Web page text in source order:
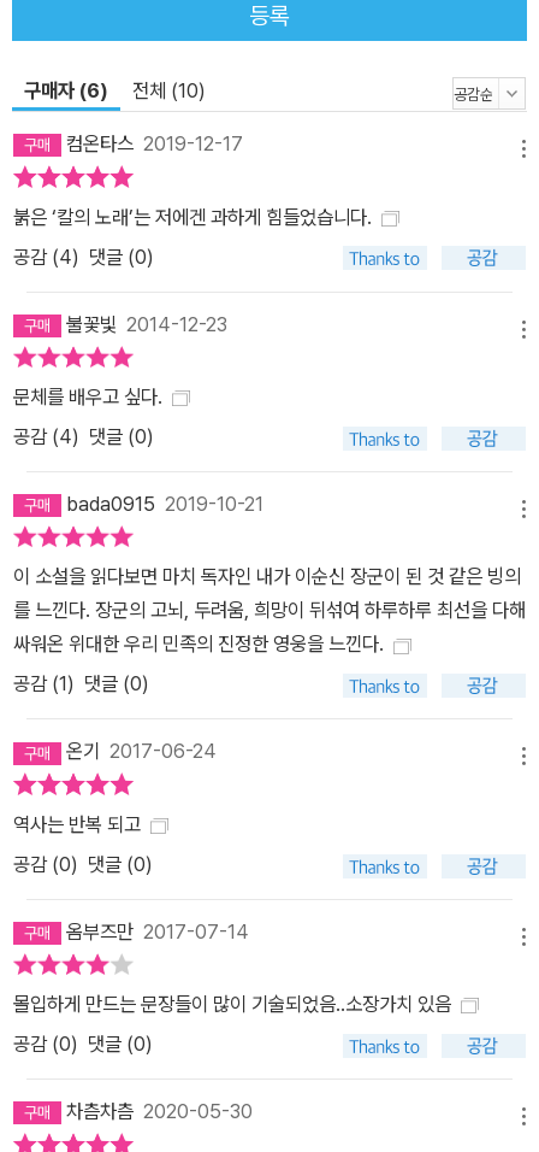
등록
구매자 (6) 전체 (10)
컴온타스 2019-12-17
붉은 ‘칼의 노래’는 저에겐 과하게 힘들었습니다.
공감 (4) 댓글 (0)
불꽃빛 2014-12-23
문체를 배우고 싶다.
공감 (4) 댓글 (0)
bada0915 2019-10-21
이 소설을 읽다보면 마치 독자인 내가 이순신 장군이 된 것 같은 빙의
를 느낀다. 장군의 고뇌, 두려움, 희망이 뒤섞여 하루하루 최선을 다해
싸워온 위대한 우리 민족의 진정한 영웅을 느낀다.
공감 (1) 댓글 (0)
온기 2017-06-24
역사는 반복 되고
공감 (0) 댓글 (0)
옴부즈만 2017-07-14
몰입하게 만드는 문장들이 많이 기술되었음..소장가치 있음
공감 (0) 댓글 (0)
차츰차츰 2020-05-30